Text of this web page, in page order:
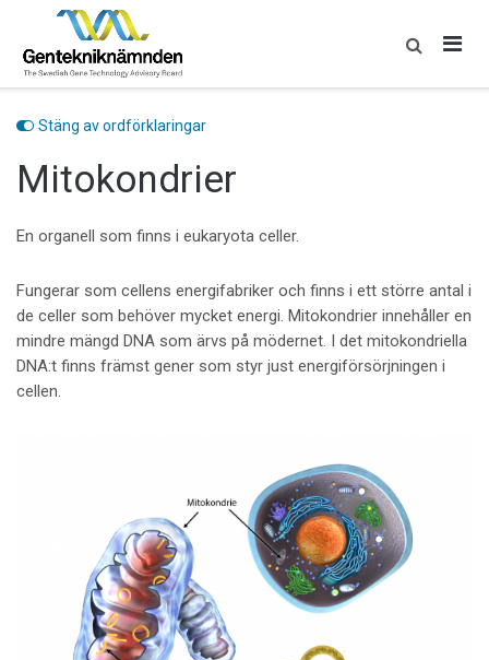
content
Stäng av ordförklaringar
Mitokondrier
En organell som finns i eukaryota celler.
Fungerar som cellens energifabriker och finns i ett större antal i
de celler som behöver mycket energi. Mitokondrier innehåller en
mindre mängd DNA som ärvs på mödernet. I det mitokondriella
DNA:t finns främst gener som styr just energiförsörjningen i
cellen.